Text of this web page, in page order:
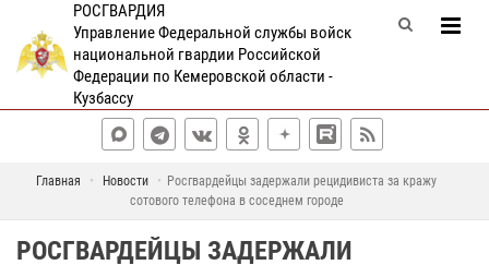
РОСГВАРДИЯ
Управление Федеральной службы войск
национальной гвардии Российской
Федерации по Кемеровской области -
Кузбассу
Главная Новости
Росгвардейцы задержали рецидивиста за кражу
сотового телефона в соседнем городе
РОСГВАРДЕЙЦЫ ЗАДЕРЖАЛИ